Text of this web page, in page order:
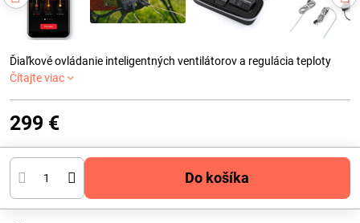
Ďiaľkové ovládanie inteligentných ventilátorov a regulácia teploty
Čítajte viac
299 €
Do košíka